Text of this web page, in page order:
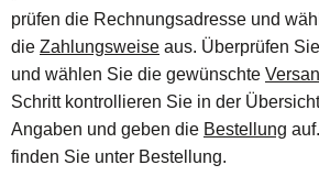
prüfen die Rechnungsadresse und
die Zahlungsweise aus. Überprüfen
und wählen Sie die gewünschte
Schritt kontrollieren Sie in der
Angaben und geben die Bestellung
finden Sie unter Bestellung.